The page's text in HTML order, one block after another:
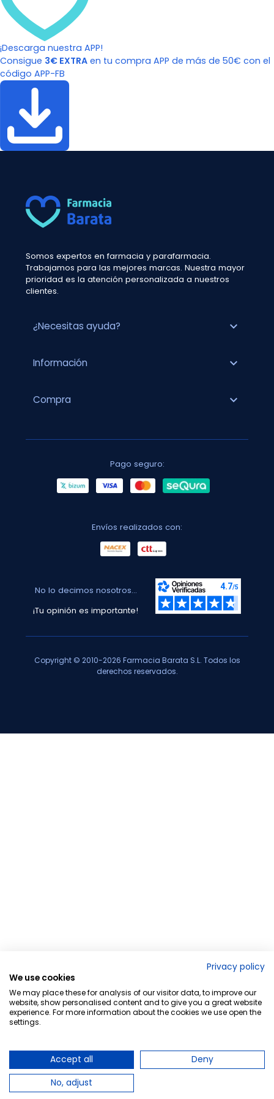
¡Descarga nuestra APP!
Consigue 3€ EXTRA en tu compra APP de más de 50€ con el
código APP-FB
Somos expertos en farmacia y parafarmacia.
Trabajamos para las mejores marcas. Nuestra mayor
prioridad es la atención personalizada a nuestros
clientes.
¿Necesitas ayuda? expand_more
Información expand_more
Compra expand_more
Pago seguro:
Envíos realizados con:
No lo decimos nosotros...
¡Tu opinión es importante!
Copyright © 2010-2026 Farmacia Barata S.L. Todos los
derechos reservados.
Privacy policy
We use cookies
We may place these for analysis of our visitor data, to improve our
website, show personalised content and to give you a great website
experience. For more information about the cookies we use open the
settings.
Accept all
Deny
No, adjust